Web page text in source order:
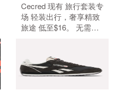
Cecred 现有 旅行套装专
场 轻装出行，奢享精致
旅途 低至$16。 无需使
14点59分。 满$50.00免
美国境内运费。